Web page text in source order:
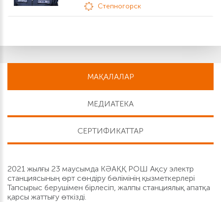
Степногорск
МАҚАЛАЛАР
МЕДИАТЕКА
СЕРТИФИКАТТАР
2021 жылғы 23 маусымда КӘАҚҚ РОШ Ақсу электр
станциясының өрт сөндіру бөлімінің қызметкерлері
Тапсырыс берушімен бірлесіп, жалпы станциялық апатқа
қарсы жаттығу өткізді.